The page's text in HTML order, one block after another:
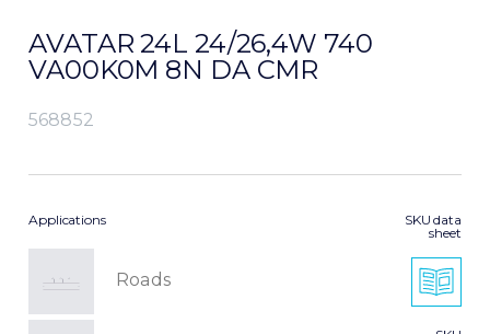
AVATAR 24L 24/26,4W 740
VA00K0M 8N DA CMR
568852
Applications
Roads
SKU data
sheet